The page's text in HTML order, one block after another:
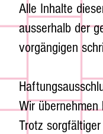
Alle Inhalte
ausserhalb der
vorgängigen
Wir
Trotz